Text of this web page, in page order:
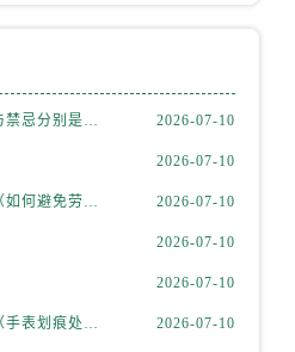
山西省长治市潞州区英雄中路售后服务中心（需提前预约）
劳力士手表调日期的步骤与禁忌分别是什么？ 2026-07-10
2026-07-10
劳力士手表为什么会生锈（如何避免劳力士生锈？） 2026-07-10
2026-07-10
2026-07-10
如何处理劳力士表蒙划痕（手表划痕处理小技巧） 2026-07-10